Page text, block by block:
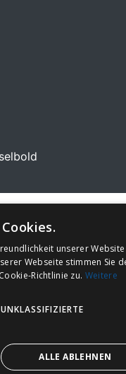
unserer
Webseite stimmen Sie
Richtlinie zu. Weitere
UNKLASSIFIZIERTE
ALLE ABLEHNEN